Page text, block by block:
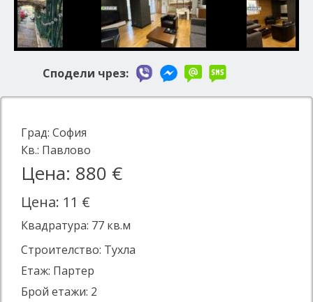
Сподели чрез:
Град: София
Кв.: Павлово
Цена: 880 €
Цена: 11 €
Квадратура: 77 кв.м
Строителство: Тухла
Етаж: Партер
Брой етажи: 2